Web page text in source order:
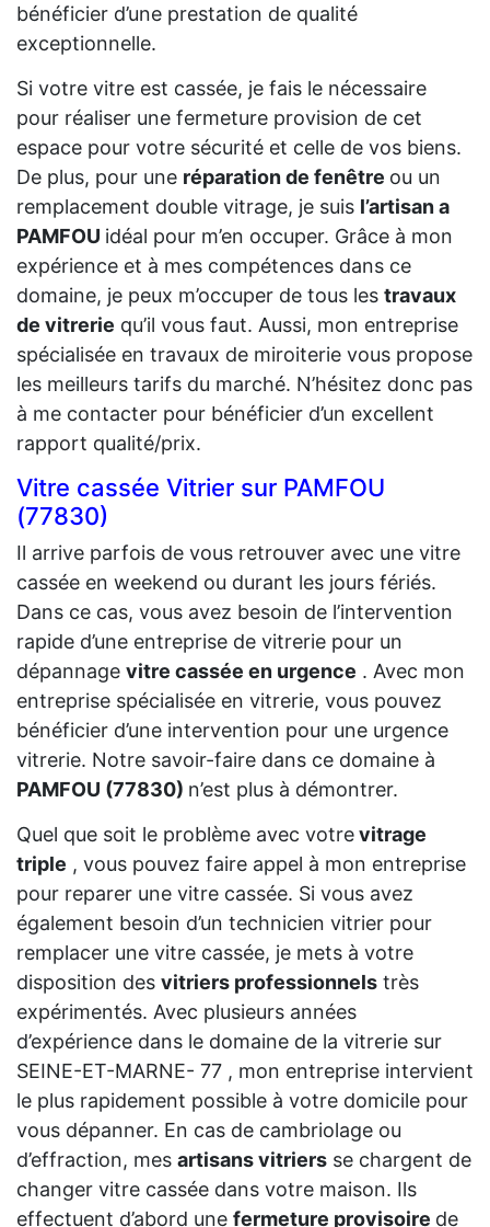
bénéficier d’une prestation de qualité
exceptionnelle.
Si votre vitre est cassée, je fais le nécessaire
pour réaliser une fermeture provision de cet
espace pour votre sécurité et celle de vos biens.
De plus, pour une réparation de fenêtre ou un
remplacement double vitrage, je suis l’artisan a
PAMFOU idéal pour m’en occuper. Grâce à mon
expérience et à mes compétences dans ce
domaine, je peux m’occuper de tous les travaux
de vitrerie qu’il vous faut. Aussi, mon entreprise
spécialisée en travaux de miroiterie vous propose
les meilleurs tarifs du marché. N’hésitez donc pas
à me contacter pour bénéficier d’un excellent
rapport qualité/prix.
Vitre cassée Vitrier sur PAMFOU
(77830)
Il arrive parfois de vous retrouver avec une vitre
cassée en weekend ou durant les jours fériés.
Dans ce cas, vous avez besoin de l’intervention
rapide d’une entreprise de vitrerie pour un
dépannage vitre cassée en urgence . Avec mon
entreprise spécialisée en vitrerie, vous pouvez
bénéficier d’une intervention pour une urgence
vitrerie. Notre savoir-faire dans ce domaine à
PAMFOU (77830) n’est plus à démontrer.
Quel que soit le problème avec votrevitrage
triple , vous pouvez faire appel à mon entreprise
pour reparer une vitre cassée. Si vous avez
également besoin d’un technicien vitrier pour
remplacer une vitre cassée, je mets à votre
disposition des vitriers professionnels très
expérimentés. Avec plusieurs années
d’expérience dans le domaine de la vitrerie sur
SEINE-ET-MARNE- 77 , mon entreprise intervient
le plus rapidement possible à votre domicile pour
vous dépanner. En cas de cambriolage ou
d’effraction, mes artisans vitriers se chargent de
changer vitre cassée dans votre maison. Ils
effectuent d’abord une fermeture provisoire de